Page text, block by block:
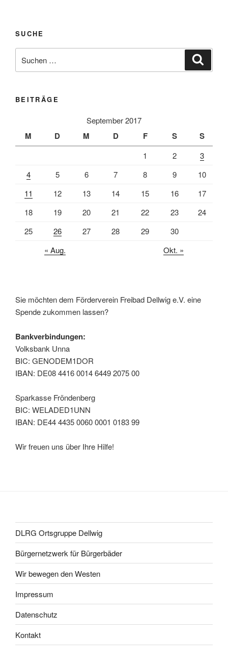
SUCHE
nach:
BEITRÄGE
September 2017
M D M D F S S
1 2
3
4
5 6 7 8 9
10
11
12 13 14 15 16
17
18
19 20 21 22 23
24
25
26 27 28 29
30
« Aug.
Okt. »
Sie möchten dem Förderverein Freibad Dellwig e.V. eine
Spende zukommen lassen?
Bankverbindungen:
Volksbank Unna
BIC: GENODEM1DOR
IBAN: DE08 4416 0014 6449 2075 00
Sparkasse Fröndenberg
BIC: WELADED1UNN
IBAN: DE44 4435 0060 0001 0183 99
Wir freuen uns über Ihre Hilfe!
DLRG Ortsgruppe Dellwig
Bürgernetzwerk für Bürgerbäder
Wir bewegen den Westen
Impressum
Datenschutz
Kontakt